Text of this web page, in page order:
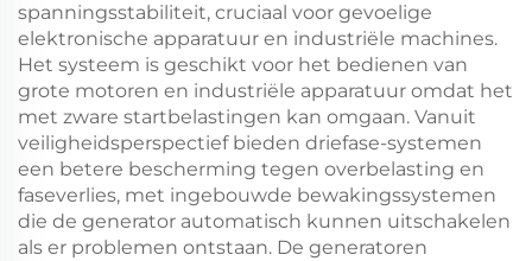
spanningsstabiliteit, cruciaal voor gevoelige
elektronische apparatuur en industriële machines.
Het systeem is geschikt voor het bedienen van
grote motoren en industriële apparatuur omdat het
met zware startbelastingen kan omgaan. Vanuit
veiligheidsperspectief bieden driefase-systemen
een betere bescherming tegen overbelasting en
faseverlies, met ingebouwde bewakingssystemen
die de generator automatisch kunnen uitschakelen
als er problemen ontstaan. De generatoren